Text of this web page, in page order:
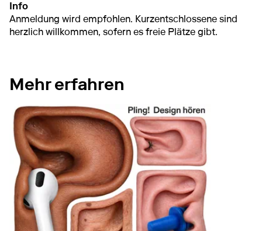
Info
Anmeldung wird empfohlen. Kurzentschlossene sind
herzlich willkommen, sofern es freie Plätze gibt.
Mehr erfahren